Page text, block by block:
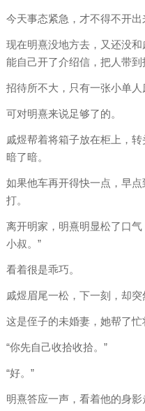
今天事态紧急，才不得不开出
现在明熹没地方去，又还没
能自己开了介绍信，把人带到
招待所不大，只有一张小单人
可对明熹来说足够了的。
戚煜帮着将箱子放在柜上，
暗了暗。
如果他车再开得快一点，早
打。
离开明家，明熹明显松了口
小叔。”
看着很是乖巧。
戚煜眉尾一松，下一刻，却突
这是侄子的未婚妻，她帮了忙
“你先自己收拾收拾。”
“好。”
明熹答应一声，看着他的身影